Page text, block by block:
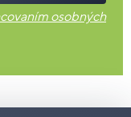
osobných